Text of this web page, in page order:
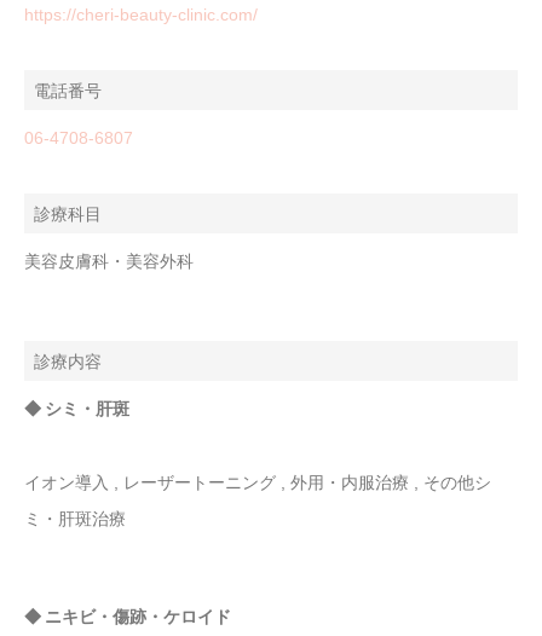
https://cheri-beauty-clinic.com/
電話番号
06-4708-6807
診療科目
美容皮膚科・美容外科
診療内容
◆ シミ・肝斑
イオン導入 , レーザートーニング , 外用・内服治療 , その他シ
ミ・肝斑治療
◆ ニキビ・傷跡・ケロイド